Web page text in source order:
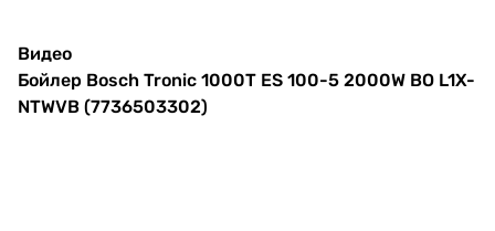
цилиндрический
цилиндрический
цилиндрический
Глубина
Цвет белый
Видео
Бойлер Bosch Tronic 1000T ES 100-5 2000W BO L1X-
NTWVB (7736503302)